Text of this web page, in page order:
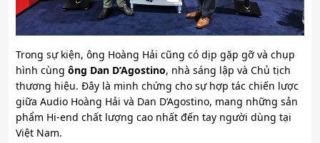
Trong sự kiện, ông Hoàng Hải cũng có dịp gặp gỡ và chụp
hình cùng ông Dan D’Agostino, nhà sáng lập và Chủ tịch
thương hiệu. Đây là minh chứng cho sự hợp tác chiến lược
giữa Audio Hoàng Hải và Dan D’Agostino, mang những sản
phẩm Hi-end chất lượng cao nhất đến tay người dùng tại
Việt Nam.